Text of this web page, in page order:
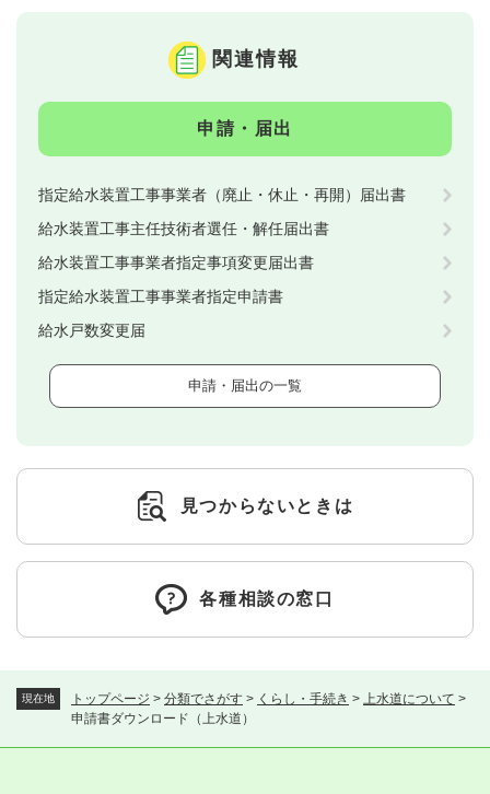
現在地 トップページ > 分類でさがす > くらし・手続き > 上水道について >
申請書ダウンロード（上水道）
関連情報
申請・届出
指定給水装置工事事業者（廃止・休止・再開）届出書
給水装置工事主任技術者選任・解任届出書
給水装置工事事業者指定事項変更届出書
指定給水装置工事事業者指定申請書
給水戸数変更届
申請・届出の一覧
見つからないときは
各種相談の窓口